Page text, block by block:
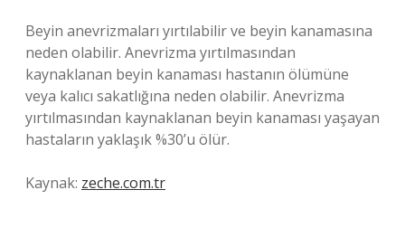
Beyin anevrizmaları yırtılabilir ve beyin kanamasına
neden olabilir. Anevrizma yırtılmasından
kaynaklanan beyin kanaması hastanın ölümüne
veya kalıcı sakatlığına neden olabilir. Anevrizma
yırtılmasından kaynaklanan beyin kanaması yaşayan
hastaların yaklaşık %30’u ölür.
Kaynak: zeche.com.tr